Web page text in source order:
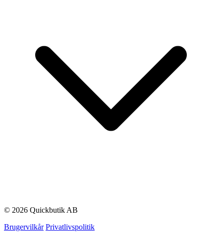
© 2026 Quickbutik AB
Brugervilkår Privatlivspolitik